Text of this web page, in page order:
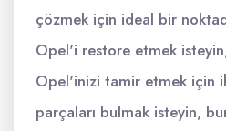
çözmek için ideal bir
Opel'i restore etmek
Opel'inizi tamir etmek için
parçaları bulmak isteyin,